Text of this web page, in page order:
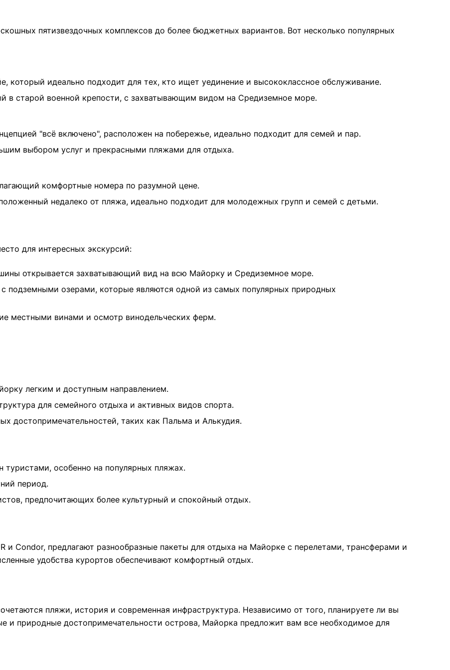
пятизвездочных комплексов до более бюджетных вариантов. Вот несколько популярных
который идеально подходит для тех, кто ищет уединение и высококлассное обслуживание.
в старой военной крепости, с захватывающим видом на Средиземное море.
"всё включено", расположен на побережье, идеально подходит для семей и пар.
выбором услуг и прекрасными пляжами для отдыха.
комфортные номера по разумной цене.
недалеко от пляжа, идеально подходит для молодежных групп и семей с детьми.
для интересных экскурсий:
открывается захватывающий вид на всю Майорку и Средиземное море.
подземными озерами, которые являются одной из самых популярных природных
местными винами и осмотр винодельческих ферм.
легким и доступным направлением.
для семейного отдыха и активных видов спорта.
достопримечательностей, таких как Пальма и Алькудия.
особенно на популярных пляжах.
период.
предпочитающих более культурный и спокойный отдых.
и Condor, предлагают разнообразные пакеты для отдыха на Майорке с перелетами, трансферами и
удобства курортов обеспечивают комфортный отдых.
пляжи, история и современная инфраструктура. Независимо от того, планируете ли вы
и природные достопримечательности острова, Майорка предложит вам все необходимое для